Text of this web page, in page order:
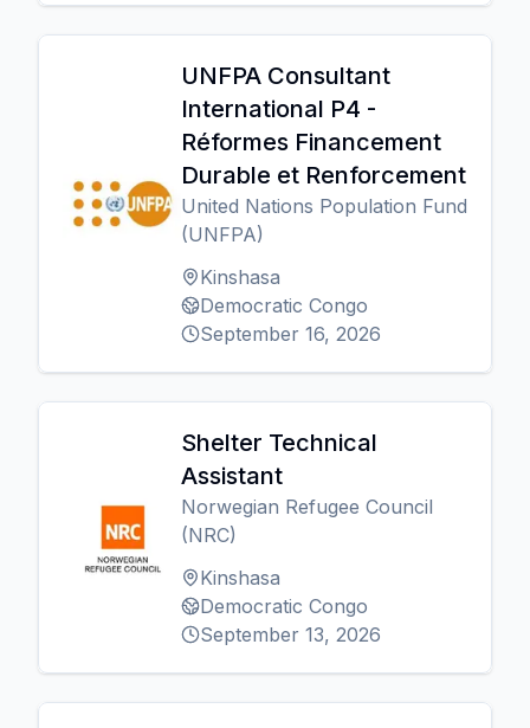
UNFPA Consultant
International P4 -
Réformes Financement
Durable et Renforcement
United Nations Population Fund
(UNFPA)
Kinshasa
Democratic Congo
September 16, 2026
Shelter Technical
Assistant
Norwegian Refugee Council
(NRC)
Kinshasa
Democratic Congo
September 13, 2026